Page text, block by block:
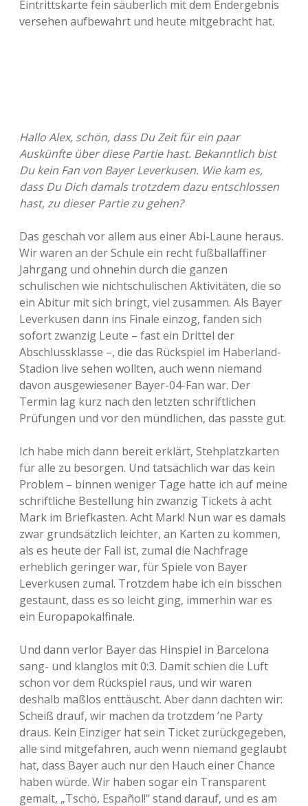
Eintrittskarte fein säuberlich mit dem Endergebnis
versehen aufbewahrt und heute mitgebracht hat.
Hallo Alex, schön, dass Du Zeit für ein paar
Auskünfte über diese Partie hast. Bekanntlich bist
Du kein Fan von Bayer Leverkusen. Wie kam es,
dass Du Dich damals trotzdem dazu entschlossen
hast, zu dieser Partie zu gehen?
Das geschah vor allem aus einer Abi-Laune heraus.
Wir waren an der Schule ein recht fußballaffiner
Jahrgang und ohnehin durch die ganzen
schulischen wie nichtschulischen Aktivitäten, die so
ein Abitur mit sich bringt, viel zusammen. Als Bayer
Leverkusen dann ins Finale einzog, fanden sich
sofort zwanzig Leute – fast ein Drittel der
Abschlussklasse –, die das Rückspiel im Haberland-
Stadion live sehen wollten, auch wenn niemand
davon ausgewiesener Bayer-04-Fan war. Der
Termin lag kurz nach den letzten schriftlichen
Prüfungen und vor den mündlichen, das passte gut.
Ich habe mich dann bereit erklärt, Stehplatzkarten
für alle zu besorgen. Und tatsächlich war das kein
Problem – binnen weniger Tage hatte ich auf meine
schriftliche Bestellung hin zwanzig Tickets à acht
Mark im Briefkasten. Acht Mark! Nun war es damals
zwar grundsätzlich leichter, an Karten zu kommen,
als es heute der Fall ist, zumal die Nachfrage
erheblich geringer war, für Spiele von Bayer
Leverkusen zumal. Trotzdem habe ich ein bisschen
gestaunt, dass es so leicht ging, immerhin war es
ein Europapokalfinale.
Und dann verlor Bayer das Hinspiel in Barcelona
sang- und klanglos mit 0:3. Damit schien die Luft
schon vor dem Rückspiel raus, und wir waren
deshalb maßlos enttäuscht. Aber dann dachten wir:
Scheiß drauf, wir machen da trotzdem ’ne Party
draus. Kein Einziger hat sein Ticket zurückgegeben,
alle sind mitgefahren, auch wenn niemand geglaubt
hat, dass Bayer auch nur den Hauch einer Chance
haben würde. Wir haben sogar ein Transparent
gemalt, „Tschö, Español!“ stand darauf, und es am